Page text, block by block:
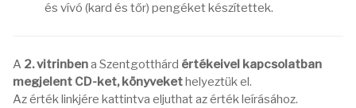
és vívó (kard és tőr) pengéket készítettek.
A 2. vitrinbena Szentgotthárd értékeivel kapcsolatban
megjelent CD-ket, könyvekethelyeztük el.
Az érték linkjére kattintva eljuthat az érték leírásához.